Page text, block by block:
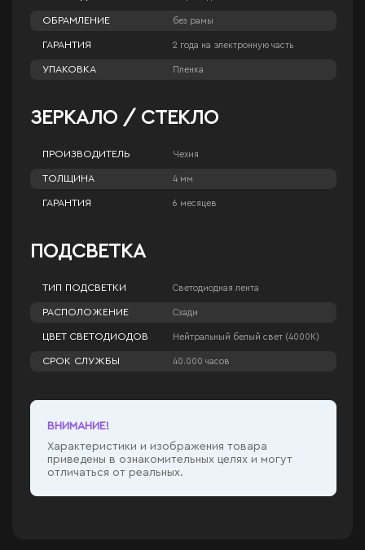
ОБРАМЛЕНИЕ без рамы
ГАРАНТИЯ 2 года на электронную часть
УПАКОВКА Пленка
ЗЕРКАЛО / СТЕКЛО
ПРОИЗВОДИТЕЛЬ Чехия
ТОЛЩИНА 4 мм
ГАРАНТИЯ 6 месяцев
ПОДСВЕТКА
ТИП ПОДСВЕТКИ Светодиодная лента
РАСПОЛОЖЕНИЕ Сзади
ЦВЕТ СВЕТОДИОДОВ Нейтральный белый свет (4000К)
СРОК СЛУЖБЫ 40.000 часов
ВНИМАНИЕ!
Характеристики и изображения товара
приведены в ознакомительных целях и могут
отличаться от реальных.